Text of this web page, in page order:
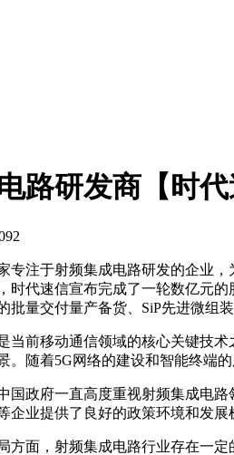
路研发商【时
注于射频集成电路研发的企业，
时代速信宣布完成了一轮数亿元
批量交付量产备货、SiP先进微组
前移动通信领域的核心关键技术
。随着5G网络的建设和智能终端
国政府一直高度重视射频集成电
企业提供了良好的政策环境和发展
面，射频集成电路行业存在一定